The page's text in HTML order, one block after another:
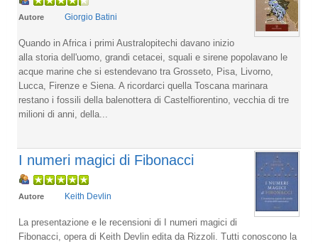
Autore Giorgio Batini
Quando in Africa i primi Australopitechi davano inizio
alla storia dell'uomo, grandi cetacei, squali e sirene popolavano le
acque marine che si estendevano tra Grosseto, Pisa, Livorno,
Lucca, Firenze e Siena. A ricordarci quella Toscana marinara
restano i fossili della balenottera di Castelfiorentino, vecchia di tre
milioni di anni, della...
I numeri magici di Fibonacci
Autore Keith Devlin
La presentazione e le recensioni di I numeri magici di
Fibonacci, opera di Keith Devlin edita da Rizzoli. Tutti conoscono la